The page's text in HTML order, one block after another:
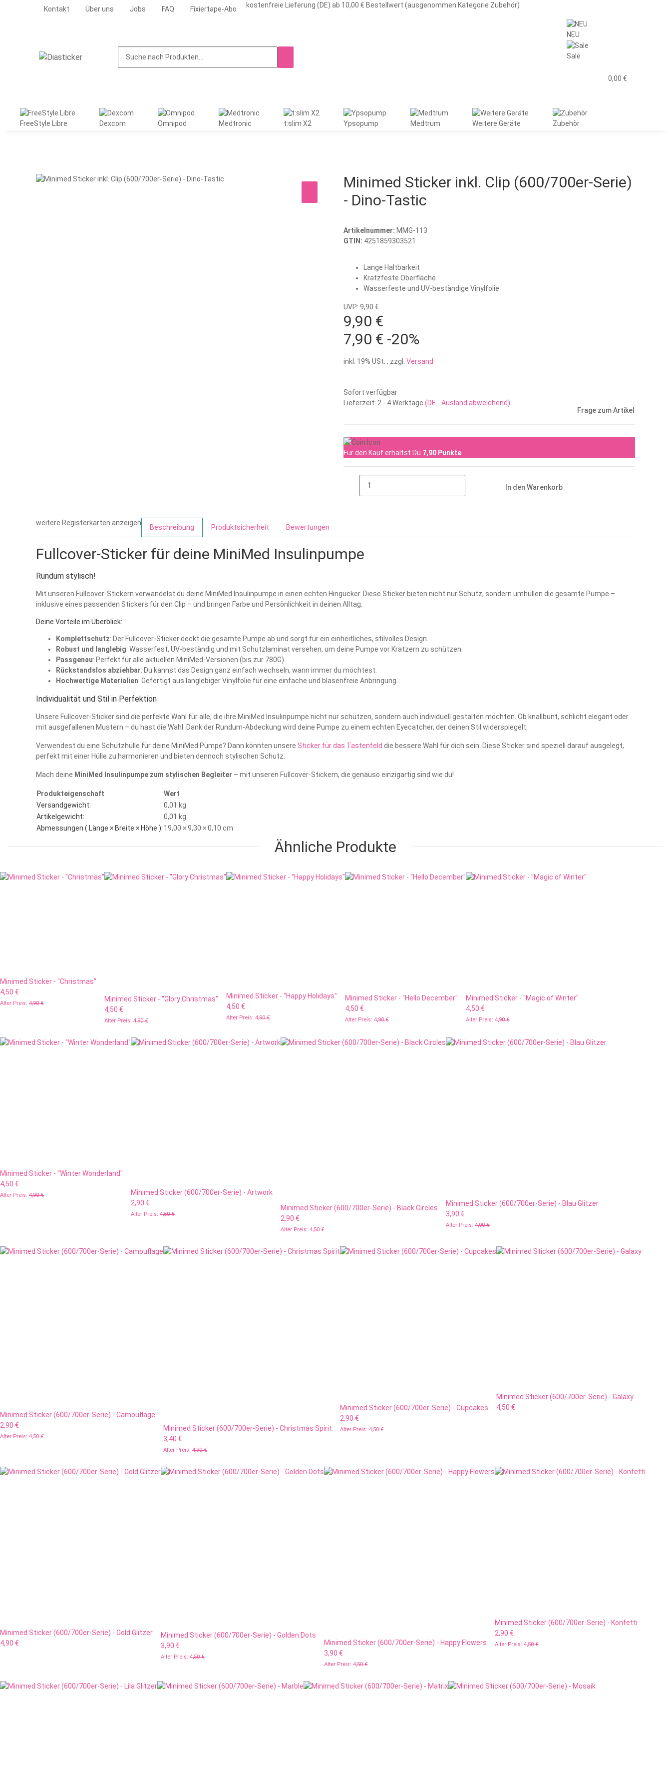
Kontakt Über uns Jobs FAQ Fixiertape-Abo kostenfreie Lieferung (DE) ab 10,00 € Bestellwert (ausgenommen Kategorie Zubehör)
NEU
Sale
0,00 €
FreeStyle Libre Dexcom Omnipod Medtronic t:slim X2 Ypsopump Medtrum Weitere Geräte Zubehör
Minimed Sticker inkl. Clip (600/700er-Serie)
- Dino-Tastic
Artikelnummer: MMG-113
GTIN: 4251859303521
Lange Haltbarkeit
Kratzfeste Oberfläche
Wasserfeste und UV-beständige Vinylfolie
UVP: 9,90 €
9,90 €
7,90 € -20%
inkl. 19% USt. , zzgl. Versand
Sofort verfügbar
Lieferzeit: 2 - 4 Werktage (DE - Ausland abweichend)
Frage zum Artikel
Für den Kauf erhältst Du 7,90 Punkte
In den Warenkorb
weitere Registerkarten anzeigen
Beschreibung Produktsicherheit Bewertungen
Fullcover-Sticker für deine MiniMed Insulinpumpe
Rundum stylisch!
Mit unseren Fullcover-Stickern verwandelst du deine MiniMed Insulinpumpe in einen echten Hingucker. Diese Sticker bieten nicht nur Schutz, sondern umhüllen die gesamte Pumpe –
inklusive eines passenden Stickers für den Clip – und bringen Farbe und Persönlichkeit in deinen Alltag.
Deine Vorteile im Überblick:
Komplettschutz: Der Fullcover-Sticker deckt die gesamte Pumpe ab und sorgt für ein einheitliches, stilvolles Design.
Robust und langlebig: Wasserfest, UV-beständig und mit Schutzlaminat versehen, um deine Pumpe vor Kratzern zu schützen.
Passgenau: Perfekt für alle aktuellen MiniMed-Versionen (bis zur 780G).
Rückstandslos abziehbar: Du kannst das Design ganz einfach wechseln, wann immer du möchtest.
Hochwertige Materialien: Gefertigt aus langlebiger Vinylfolie für eine einfache und blasenfreie Anbringung.
Individualität und Stil in Perfektion
Unsere Fullcover-Sticker sind die perfekte Wahl für alle, die ihre MiniMed Insulinpumpe nicht nur schützen, sondern auch individuell gestalten möchten. Ob knallbunt, schlicht elegant oder
mit ausgefallenen Mustern – du hast die Wahl. Dank der Rundum-Abdeckung wird deine Pumpe zu einem echten Eyecatcher, der deinen Stil widerspiegelt.
Verwendest du eine Schutzhülle für deine MiniMed Pumpe? Dann könnten unsere Sticker für das Tastenfeld die bessere Wahl für dich sein. Diese Sticker sind speziell darauf ausgelegt,
perfekt mit einer Hülle zu harmonieren und bieten dennoch stylischen Schutz.
Mach deine MiniMed Insulinpumpe zum stylischen Begleiter – mit unseren Fullcover-Stickern, die genauso einzigartig sind wie du!
Produkteigenschaft
Wert
Versandgewicht:
0,01 kg
Artikelgewicht:
0,01 kg
Abmessungen ( Länge × Breite × Höhe ): 19,00 × 9,30 × 0,10 cm
Ähnliche Produkte
Minimed Sticker - "Christmas"
4,50 €
Alter Preis: 4,90 €
Minimed Sticker - "Glory Christmas"
4,50 €
Alter Preis: 4,90 €
Minimed Sticker - "Happy Holidays"
4,50 €
Alter Preis: 4,90 €
Minimed Sticker - "Hello December"
4,50 €
Alter Preis: 4,90 €
Minimed Sticker - "Magic of Winter"
4,50 €
Alter Preis: 4,90 €
Minimed Sticker - "Winter Wonderland"
4,50 €
Alter Preis: 4,90 €
Minimed Sticker (600/700er-Serie) - Artwork
2,90 €
Alter Preis: 4,50 €
Minimed Sticker (600/700er-Serie) - Black Circles
2,90 €
Alter Preis: 4,50 €
Minimed Sticker (600/700er-Serie) - Blau Glitzer
3,90 €
Alter Preis: 4,90 €
Minimed Sticker (600/700er-Serie) - Camouflage
2,90 €
Alter Preis: 4,50 €
Minimed Sticker (600/700er-Serie) - Christmas Spirit
3,40 €
Alter Preis: 4,90 €
Minimed Sticker (600/700er-Serie) - Cupcakes
2,90 €
Alter Preis: 4,50 €
Minimed Sticker (600/700er-Serie) - Galaxy
4,50 €
Minimed Sticker (600/700er-Serie) - Gold Glitzer
4,90 €
Minimed Sticker (600/700er-Serie) - Golden Dots
3,90 €
Alter Preis: 4,50 €
Minimed Sticker (600/700er-Serie) - Happy Flowers
3,90 €
Alter Preis: 4,50 €
Minimed Sticker (600/700er-Serie) - Konfetti
2,90 €
Alter Preis: 4,50 €